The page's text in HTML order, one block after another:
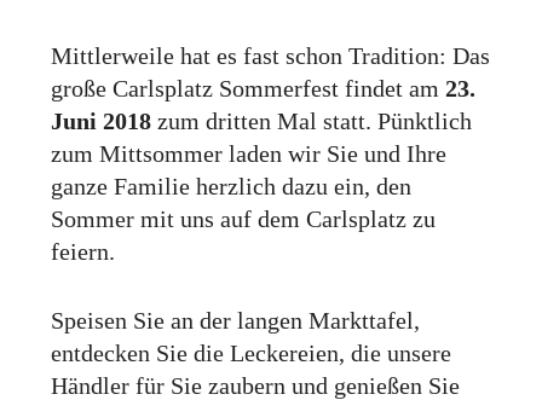
Mittlerweile hat es fast schon Tradition: Das
große Carlsplatz Sommerfest findet am23.
Juni 2018 zum dritten Mal statt. Pünktlich
zum Mittsommer laden wir Sie und Ihre
ganze Familie herzlich dazu ein, den
Sommer mit uns auf dem Carlsplatz zu
feiern.
Speisen Sie an der langen Markttafel,
entdecken Sie die Leckereien, die unsere
Händler für Sie zaubern und genießen Sie